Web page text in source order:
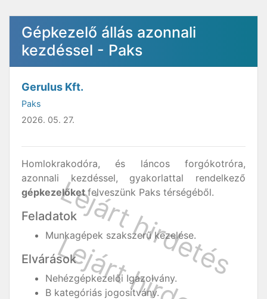
Gépkezelő állás azonnali
kezdéssel - Paks
Gerulus Kft.
Paks
2026. 05. 27.
Homlokrakodóra, és láncos forgókotróra,
azonnali kezdéssel, gyakorlattal rendelkező
gépkezelőketfelveszünk Paks térségéből.
Feladatok
Munkagépek szakszerű kezelése.
Elvárások
Nehézgépkezelői Igazolvány.
B kategóriás jogosítvány.